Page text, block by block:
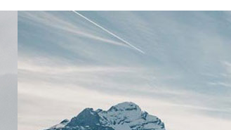
-ハワイ結婚式・挙式- -沖縄結婚
-オーストラリア・ニュージーラン
ド結婚式・挙式-
MALDIVES・
-モルディブ
-ハワイ結婚式・挙式- -沖縄結婚
-オーストラリア・ニュージーラン
ド結婚式・挙式-
MALDIVES・
-モルディブ
-ハワイフォトウェディング- -沖縄フォトウ
-オーストラリア・ニュージーラン
ド フォトウェディング-
MALDIVES・
-モルディブ
フォトウェデ